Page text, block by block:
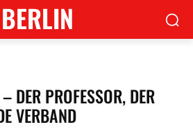
BERLIN
DER PROFESSOR, DER
VERBAND